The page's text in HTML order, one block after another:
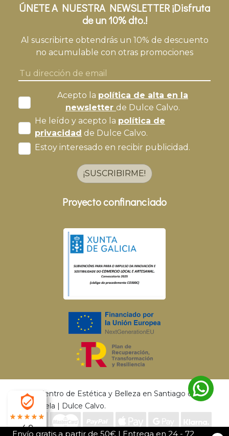
ÚNETE A NUESTRA NEWSLETTER ¡Disfruta
de un 10% dto.!
Al suscribirte obtendrás un 10% de descuento
no acumulable con otras promociones
Acepto la política de alta en la
newsletter de Dulce Calvo.
He leído y acepto la política de
privacidad de Dulce Calvo.
Estoy interesado en recibir publicidad.
¡SUSCRIBIRME!
Proyecto confinanciado
© 2026 Centro de Estética y Belleza en Santiago de
Compostela | Dulce Calvo.
4.9
Envío gratis a partir de 50€ | Entrega en 24 - 72